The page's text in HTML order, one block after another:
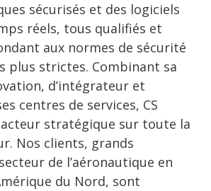
sécurisés et des logiciels
réels, tous qualifiés et
aux normes de sécurité
plus strictes. Combinant sa
d’intégrateur et
centres de services, CS
acteur stratégique sur toute la
Nos clients, grands
de l’aéronautique en
du Nord, sont